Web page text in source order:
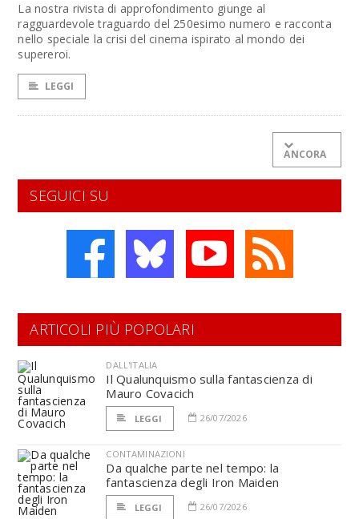
La nostra rivista di approfondimento giunge al
ragguardevole traguardo del 250esimo numero e racconta
nello speciale la crisi del cinema ispirato al mondo dei
supereroi.
LEGGI
ANCORA
SEGUICI SU
ARTICOLI PIÙ POPOLARI
DALL'ITALIA
Il Qualunquismo sulla fantascienza di
Mauro Covacich
LEGGI 26/07/2026
CONTAMINAZIONI
Da qualche parte nel tempo: la
fantascienza degli Iron Maiden
LEGGI 26/07/2026